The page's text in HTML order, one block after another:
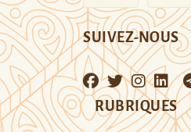
SUIVEZ-NOUS
RUBRIQUES